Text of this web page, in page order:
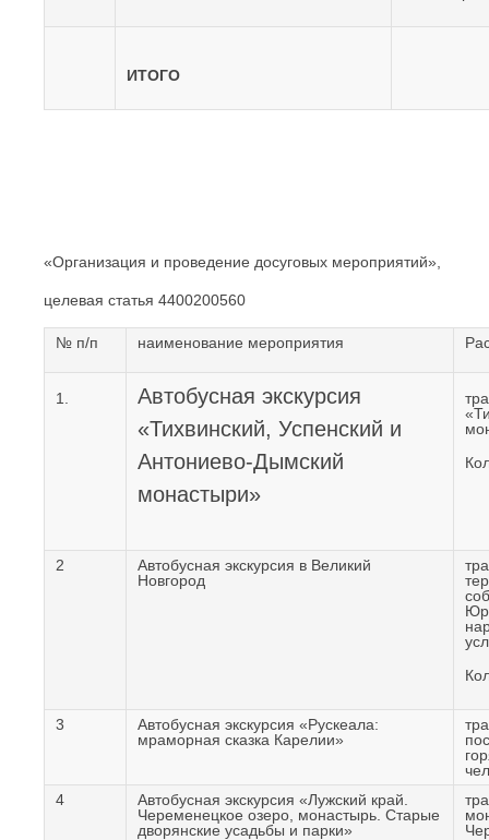
ИТОГО
«Организация и проведение досуговых мероприятий»,
целевая статья 4400200560
№ п/п наименование мероприятия
1.
Автобусная экскурсия
«Тихвинский, Успенский и
Антониево-Дымский
монастыри»
2
Автобусная экскурсия в Великий
Новгород
3
Автобусная экскурсия «Рускеала:
мраморная сказка Карелии»
4
Автобусная экскурсия «Лужский край.
Череменецкое озеро, монастырь. Старые
дворянские усадьбы и парки»